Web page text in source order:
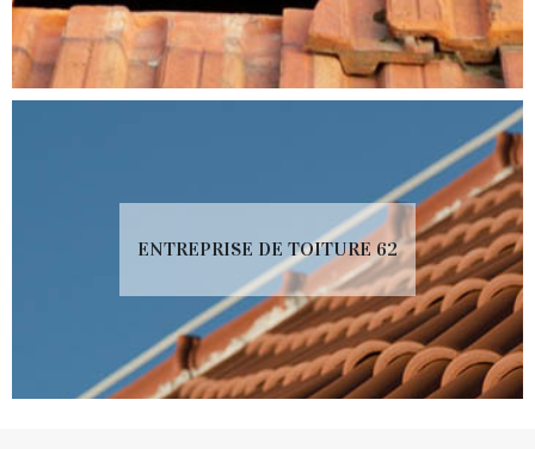
ENTREPRISE DE TOITURE 62